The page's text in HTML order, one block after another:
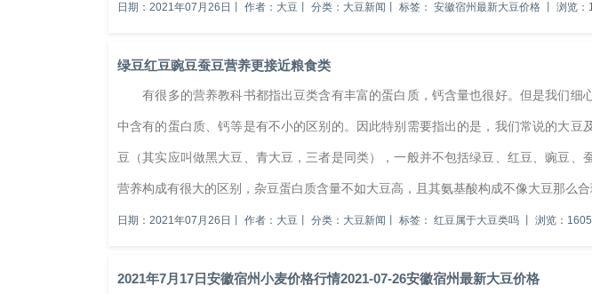
日期：2021年07月26日 作者：大豆 分类：大豆新闻 标签： 安徽宿州最新大豆价格 浏览：
绿豆红豆豌豆蚕豆营养更接近粮食类
有很多的营养教科书都指出豆类含有丰富的蛋白质，钙含量也很好。但是我们细
中含有的蛋白质、钙等是有不小的区别的。因此特别需要指出的是，我们常说的大豆
豆（其实应叫做黑大豆、青大豆，三者是同类），一般并不包括绿豆、红豆、豌豆、
营养构成有很大的区别，杂豆蛋白质含量不如大豆高，且其氨基酸构成不像大豆那么
日期：2021年07月26日 作者：大豆 分类：大豆新闻 标签： 红豆属于大豆类吗 浏览：
2021年7月17日安徽宿州小麦价格行情2021-07-26安徽宿州最新大豆价格